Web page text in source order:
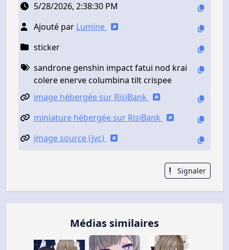
5/28/2026, 2:38:30 PM
Ajouté par Lumine
sticker
sandrone genshin impact fatui nod krai
colere enerve columbina tilt crispee
image hébergée sur RisiBank
miniature hébergée sur RisiBank
image source (jvc)
Signaler
Médias similaires